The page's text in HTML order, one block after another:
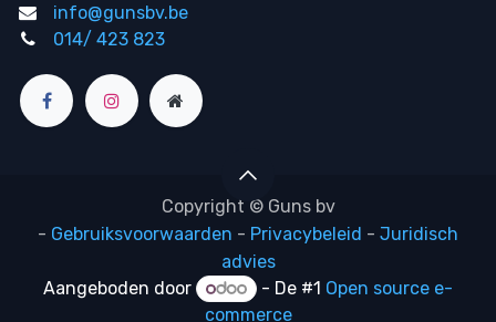
info@gunsbv.be
014/ 423 823
Copyright © Guns bv
- Gebruiksvoorwaarden - Privacybeleid - Juridisch
advies
Aangeboden door
- De #1 Open source e-
commerce